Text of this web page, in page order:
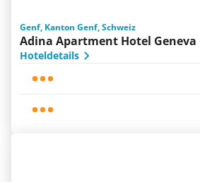
Genf, Kanton Genf, Schweiz
Adina Apartment Hotel Geneva
Hoteldetails